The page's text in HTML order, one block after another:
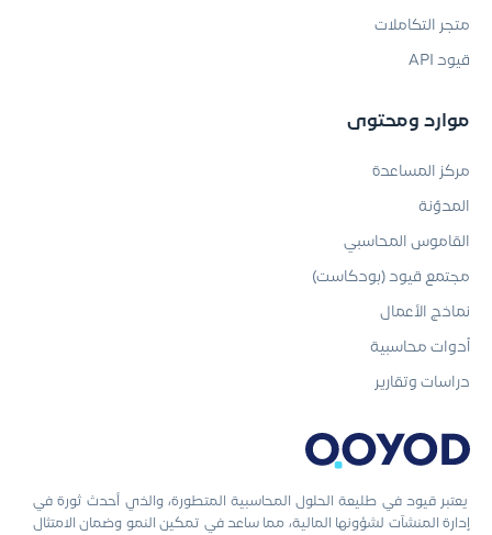
يعتبر قيود في طليعة الحلول المحاسبية المتطورة، والذي أحدث ثورة في
إدارة المنشآت لشؤونها المالية، مما ساعد في تمكين النمو وضمان الامتثال
متجر التكاملات
قيود API
موارد ومحتوى
مركز المساعدة
المدوّنة
القاموس المحاسبي
مجتمع قيود (بودكاست)
نماذج الأعمال
أدوات محاسبية
دراسات وتقارير